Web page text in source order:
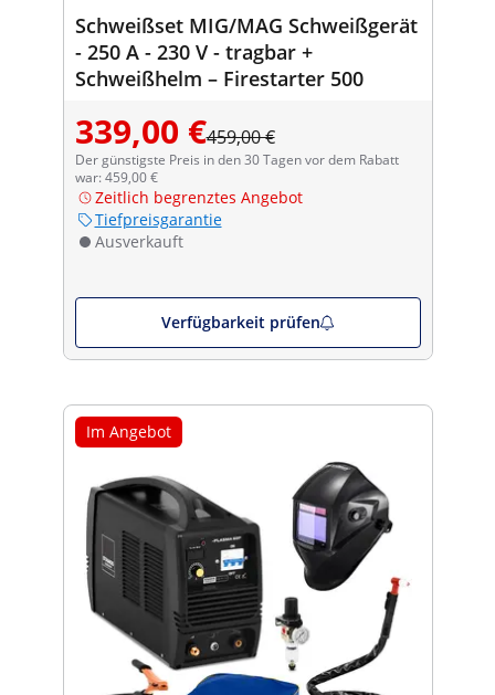
Schweißset MIG/MAG Schweißgerät
- 250 A - 230 V - tragbar +
Schweißhelm – Firestarter 500
339,00 €459,00 €
Der günstigste Preis in den 30 Tagen vor dem Rabatt
war: 459,00 €
Zeitlich begrenztes Angebot
Tiefpreisgarantie
Ausverkauft
Verfügbarkeit prüfen
Im Angebot